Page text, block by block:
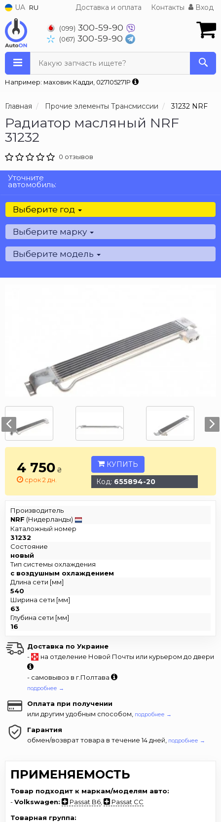
UA RU Доставка и оплата Контакты Вход
(099) 300-59-90
(067) 300-59-90
Какую запчасть ищете?
Например: маховик Кадди, 027105271P
Главная Прочие элементы Трансмиссии 31232 NRF
Радиатор масляный NRF
31232
0 отзывов
Уточните
автомобиль:
Выберите год
Выберите марку
Выберите модель
4 750 ₴
срок 2 дн.
КУПИТЬ
Код: 655894-20
Производитель
NRF (Нидерланды)
Каталожный номер
31232
Состояние
новый
Тип системы охлаждения
с воздушным охлаждением
Длина сети [мм]
540
Ширина сети [мм]
63
Глубина сети [мм]
16
Доставка по Украине
-
на отделение Новой Почты или курьером до двери
- самовывоз в г.Полтава
подробнее →
Оплата при получении
или другим удобным способом, подробнее →
Гарантия
обмен/возврат товара в течение 14 дней, подробнее →
ПРИМЕНЯЕМОСТЬ
Товар подходит к маркам/моделям авто:
-Volkswagen: Passat B6
Passat CC
Товарная группа: